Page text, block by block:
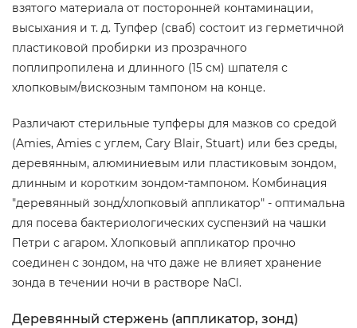
взятого материала от посторонней контаминации,
высыхания и т. д. Тупфер (сваб) состоит из герметичной
пластиковой пробирки из прозрачного
поплипропилена и длинного (15 см) шпателя с
хлопковым/вискозным тампоном на конце.
Различают стерильные тупферы для мазков со средой
(Amies, Amies c углем, Cary Blair, Stuart) или без среды,
деревянным, алюминиевым или пластиковым зондом,
длинным и коротким зондом-тампоном. Комбинация
"деревянный зонд/хлопковый аппликатор" - оптимальна
для посева бактериологических суспензий на чашки
Петри с агаром. Хлопковый аппликатор прочно
соединен с зондом, на что даже не влияет хранение
зонда в течении ночи в растворе NaCl.
Деревянный стержень (аппликатор, зонд)